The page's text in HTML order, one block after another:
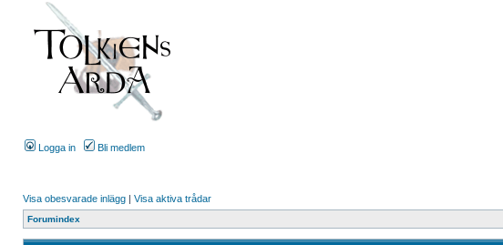
Logga in Bli medlem
Visa obesvarade inlägg | Visa aktiva trådar
Forumindex